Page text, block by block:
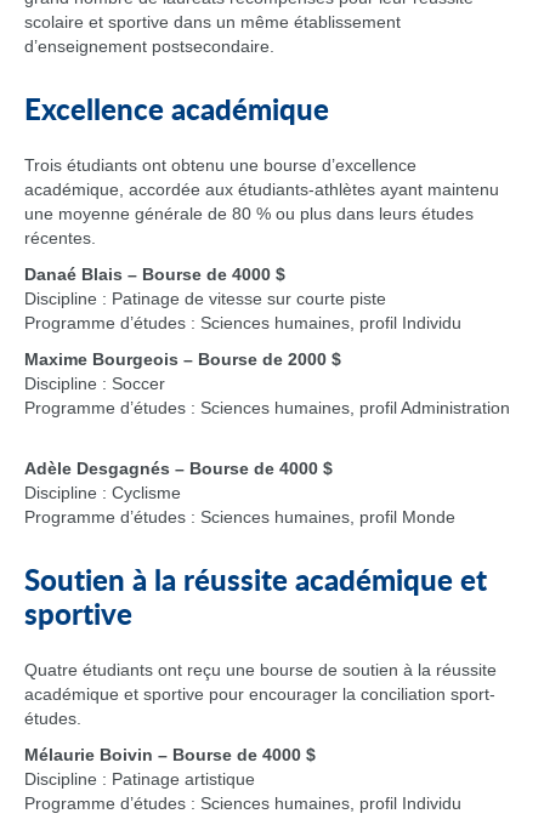
scolaire et sportive dans un même établissement
d’enseignement postsecondaire.
Excellence académique
Trois étudiants ont obtenu une bourse d’excellence
académique, accordée aux étudiants-athlètes ayant maintenu
une moyenne générale de 80 % ou plus dans leurs études
récentes.
Danaé Blais – Bourse de 4000 $
Discipline : Patinage de vitesse sur courte piste
Programme d’études : Sciences humaines, profil Individu
Maxime Bourgeois – Bourse de 2000 $
Discipline : Soccer
Programme d’études : Sciences humaines, profil Administration
Adèle Desgagnés – Bourse de 4000 $
Discipline : Cyclisme
Programme d’études : Sciences humaines, profil Monde
Soutien à la réussite académique et
sportive
Quatre étudiants ont reçu une bourse de soutien à la réussite
académique et sportive pour encourager la conciliation sport-
études.
Mélaurie Boivin – Bourse de 4000 $
Discipline : Patinage artistique
Programme d’études : Sciences humaines, profil Individu